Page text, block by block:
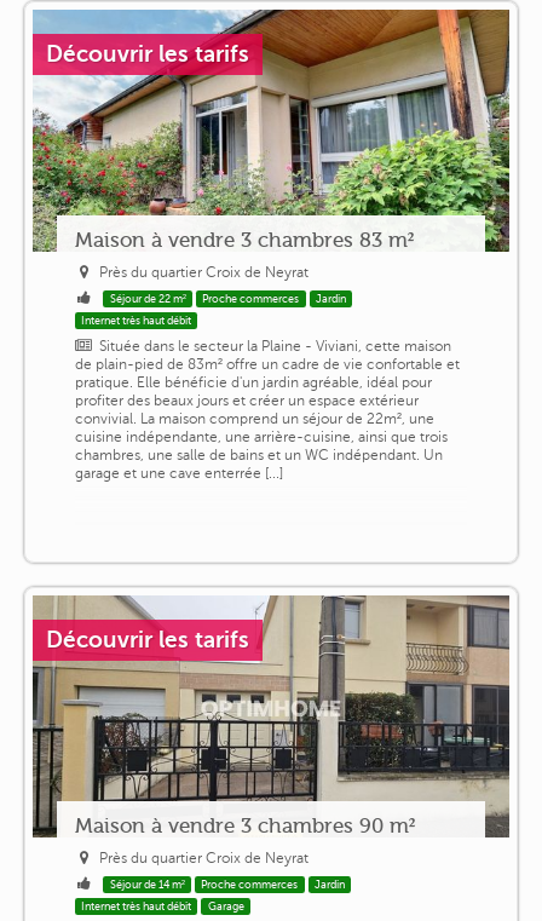
Découvrir les tarifs
Maison à vendre 3 chambres 83 m²
Près du quartier Croix de Neyrat
Séjour de 22 m² Proche commerces
Jardin
Internet très haut débit
Située dans le secteur la Plaine - Viviani, cette maison
de plain-pied de 83m² offre un cadre de vie confortable et
pratique. Elle bénéficie d'un jardin agréable, idéal pour
profiter des beaux jours et créer un espace extérieur
convivial. La maison comprend un séjour de 22m², une
cuisine indépendante, une arrière-cuisine, ainsi que trois
chambres, une salle de bains et un WC indépendant. Un
garage et une cave enterrée [...]
Découvrir les tarifs
Maison à vendre 3 chambres 90 m²
Près du quartier Croix de Neyrat
Séjour de 14 m² Proche commerces
Jardin
Internet très haut débit
Garage